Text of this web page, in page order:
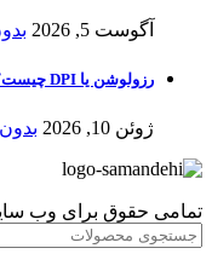
آگوست 5, 2026
رزولوشن یا DPI چیست؟
ژوئن 10, 2026
تمامی حقوق برای وب